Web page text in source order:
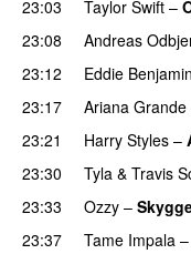
23:03
Taylor Swift –
23:08
Andreas
23:12
Eddie Benjamin
23:17 Ariana Grande
23:21
Harry Styles –
23:30 Tyla & Travis
23:33
Ozzy –
23:37
Tame Impala –